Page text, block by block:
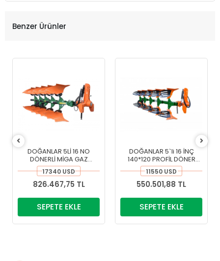
Benzer Ürünler
DOĞANLAR 5Lİ 16 NO
DÖNERLİ MİGA GAZ
EMNİYETLİ OTOMATİK
PULLUK
17340 USD
826.467,75 TL
SEPETE EKLE
DOĞANLAR 5`li 16 İNÇ
140*120 PROFİL DÖNER
KULAKLI PİMKESEN PULLUK
11550 USD
550.501,88 TL
SEPETE EKLE